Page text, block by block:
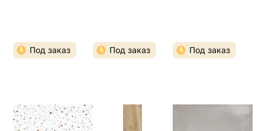
Под заказ Под заказ Под заказ